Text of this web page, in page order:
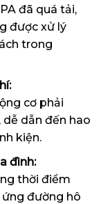
đã quá tải,
được xử lý
trong
cơ phải
dẫn đến hao
kiện.
đình:
thời điểm
ứng đường hô